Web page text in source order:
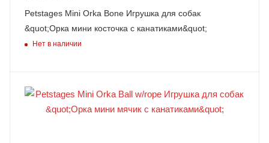
Petstages Mini Orka Bone Игрушка для собак
&quot;Орка мини косточка с канатиками&quot;
Нет в наличии